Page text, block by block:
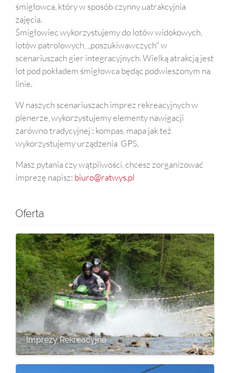
śmigłowca, który w sposób czynny uatrakcyjnia
zajęcia.
Śmigłowiec wykorzystujemy do lotów widokowych,
lotów patrolowych, ,,poszukiwawczych" w
scenariuszach gier integracyjnych. Wielką atrakcją jest
lot pod pokładem śmigłowca będąc podwieszonym na
linie.
W naszych scenariuszach imprez rekreacyjnych w
plenerze, wykorzystujemy elementy nawigacji
zarówno tradycyjnej : kompas, mapa jak też
wykorzystujemy urządzenia GPS.
Masz pytania czy wątpliwości, chcesz zorganizować
imprezę napisz: biuro@ratwys.pl
Oferta
Imprezy Rekreacyjne